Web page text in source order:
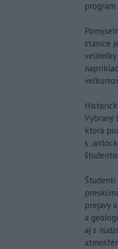
stanice
veliteľky
Vybraný
ktorá
s
Študenti
prejavy
a
aj s